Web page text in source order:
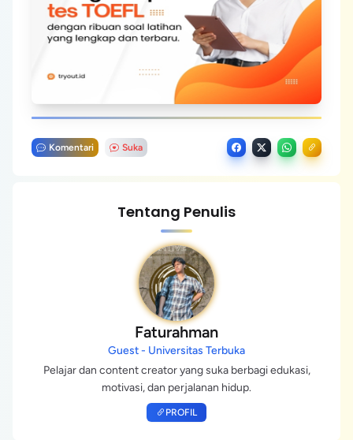
Komentari Suka
Tentang Penulis
Faturahman
Guest - Universitas Terbuka
Pelajar dan content creator yang suka berbagi edukasi,
motivasi, dan perjalanan hidup.
PROFIL